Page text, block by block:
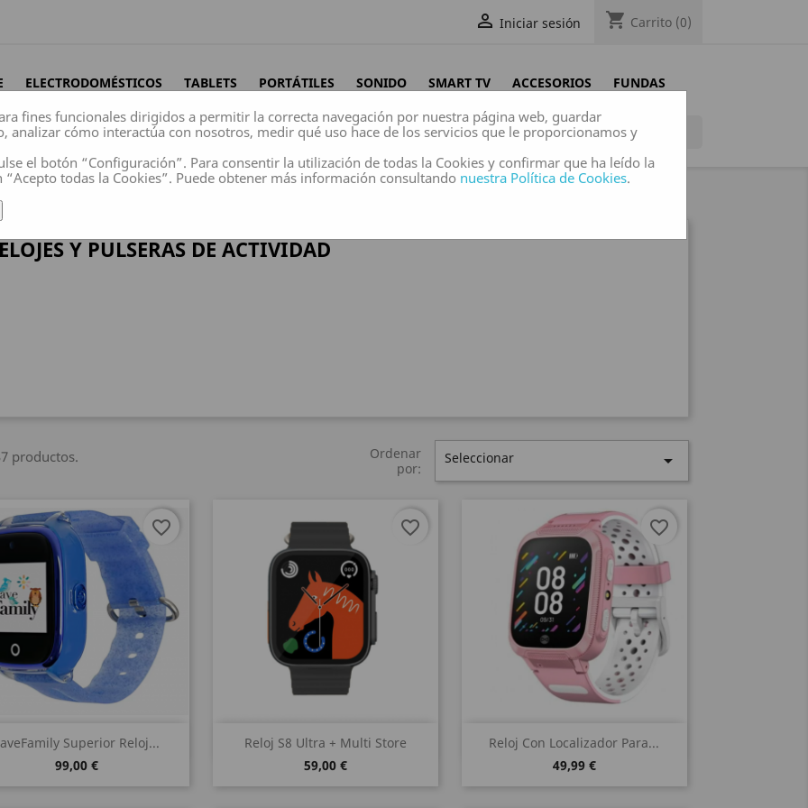
 Iniciar sesión shopping_cart Carrito (0)
ELECTRODOMÉSTICOS TABLETS PORTÁTILES SONIDO SMART TV ACCESORIOS FUNDAS
Y PULSERAS DE ACTIVIDAD
productos.
Ordenar
por:
Seleccionar 
Superior Reloj...
99,00 €
Vista rápida
favorite_border
Reloj S8 Ultra + Multi Store
59,00 €
 Vista rápida
favorite_border
Reloj Con Localizador Para...
49,99 €
Vista rápida
favorite_border
fines funcionales dirigidos a permitir la correcta navegación por nuestra página web, guardar
analizar cómo interactúa con nosotros, medir qué uso hace de los servicios que le proporcionamos y
el botón “Configuración”. Para consentir la utilización de todas la Cookies y confirmar que ha leído la
todas la Cookies”. Puede obtener más información consultando nuestra Política de Cookies.